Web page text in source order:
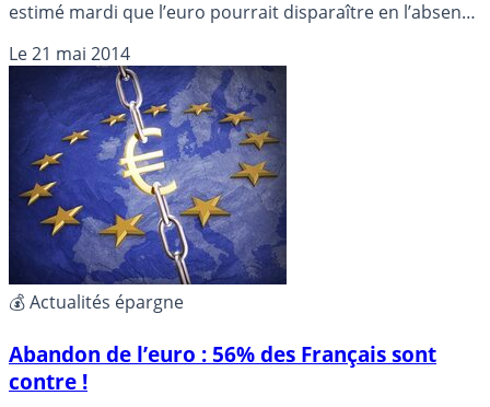
estimé mardi que l’euro pourrait disparaître en l’absence
Le21 mai 2014
💰 Actualités épargne
Abandon de l’euro : 56% des Français sont
contre !